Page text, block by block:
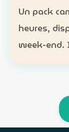
Un pack
heures,
week-end. Inclus : tente 2 places, matelas,